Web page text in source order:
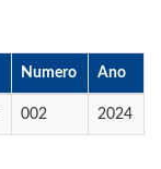
Numero Ano
002 2024